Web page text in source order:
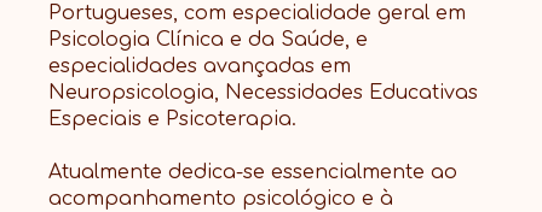
Portugueses, com especialidade geral em
Psicologia Clínica e da Saúde, e
especialidades avançadas em
Neuropsicologia, Necessidades Educativas
Especiais e Psicoterapia.
Atualmente dedica-se essencialmente ao
acompanhamento psicológico e à